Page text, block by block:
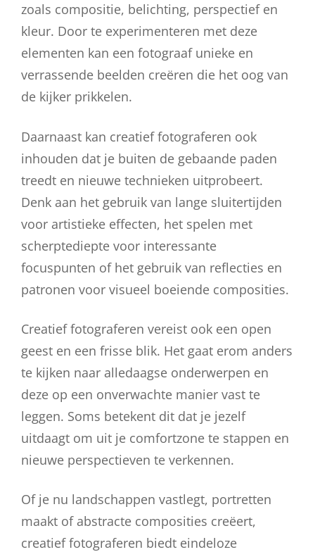
zoals compositie, belichting, perspectief en
kleur. Door te experimenteren met deze
elementen kan een fotograaf unieke en
verrassende beelden creëren die het oog van
de kijker prikkelen.
Daarnaast kan creatief fotograferen ook
inhouden dat je buiten de gebaande paden
treedt en nieuwe technieken uitprobeert.
Denk aan het gebruik van lange sluitertijden
voor artistieke effecten, het spelen met
scherptediepte voor interessante
focuspunten of het gebruik van reflecties en
patronen voor visueel boeiende composities.
Creatief fotograferen vereist ook een open
geest en een frisse blik. Het gaat erom anders
te kijken naar alledaagse onderwerpen en
deze op een onverwachte manier vast te
leggen. Soms betekent dit dat je jezelf
uitdaagt om uit je comfortzone te stappen en
nieuwe perspectieven te verkennen.
Of je nu landschappen vastlegt, portretten
maakt of abstracte composities creëert,
creatief fotograferen biedt eindeloze